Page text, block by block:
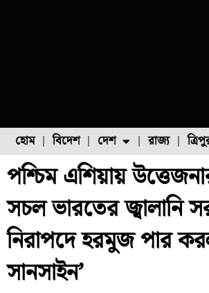
হোম বিদেশ দেশ
ফুল চাষ ফল চাষ
রাজ্য
পশ্চিম এশিয়ায়
সচল ভারতের জ্বালানি
নিরাপদে হরমুজ পার
সানসাইন’